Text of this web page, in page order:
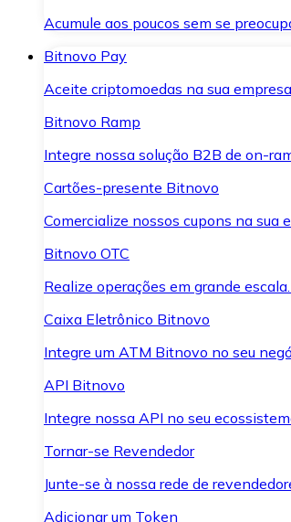
Acumule aos poucos sem se
Bitnovo Pay
Aceite criptomoedas na sua
Bitnovo Ramp
Integre nossa solução B2B de on-
Cartões-presente Bitnovo
Comercialize nossos cupons na sua
Bitnovo OTC
Realize operações em grande
Caixa Eletrônico Bitnovo
Integre um ATM Bitnovo no seu
API Bitnovo
Integre nossa API no seu
Tornar-se Revendedor
Junte-se à nossa rede de
Adicionar um Token